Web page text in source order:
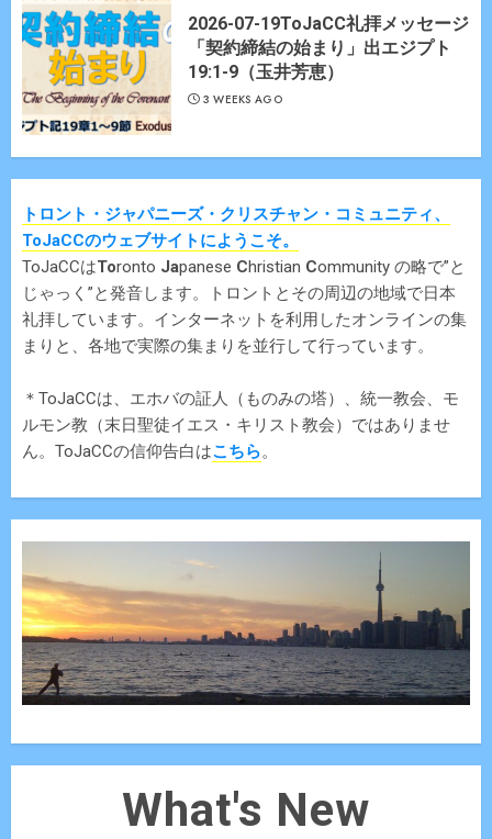
2026-07-19ToJaCC礼拝メッセージ
「契約締結の始まり」出エジプト
19:1-9（玉井芳恵）
3 WEEKS AGO
トロント・ジャパニーズ・クリスチャン・コミュニティ、
ToJaCCのウェブサイトにようこそ。
ToJaCCはToronto Japanese Christian Community の略で”と
じゃっく”と発音します。トロントとその周辺の地域で日本
礼拝しています。インターネットを利用したオンラインの集
まりと、各地で実際の集まりを並行して行っています。
＊ToJaCCは、エホバの証人（ものみの塔）、統一教会、モ
ルモン教（末日聖徒イエス・キリスト教会）ではありませ
ん。ToJaCCの信仰告白はこちら。
What's New